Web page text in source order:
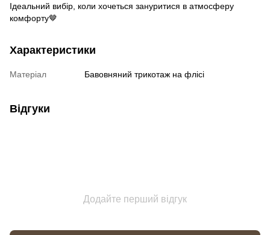
Ідеальний вибір, коли хочеться зануритися в атмосферу
комфорту🤎
Характеристики
Матеріал Бавовняний трикотаж на флісі
Відгуки
Додайте перший відгук